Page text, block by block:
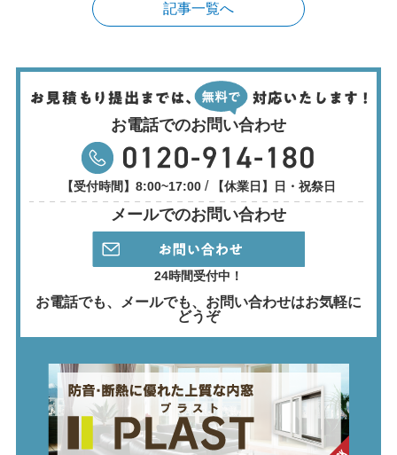
記事一覧へ
お電話でのお問い合わせ
【受付時間】8:00~17:00 / 【休業日】日・祝祭日
メールでのお問い合わせ
24時間受付中！
お電話でも、メールでも、 お問い合わせはお気軽に
どうぞ